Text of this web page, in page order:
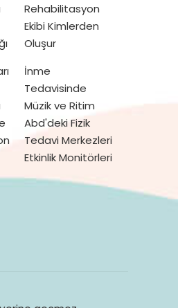
Rehabilitasyon
Ekibi Kimlerden
Oluşur
İnme
Tedavisinde
Müzik ve Ritim
Abd'deki Fizik
Tedavi Merkezleri
Etkinlik Monitörleri